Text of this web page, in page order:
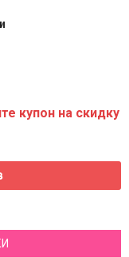
купон на скидку